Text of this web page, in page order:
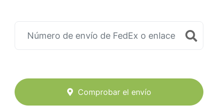
Comprobar el envío